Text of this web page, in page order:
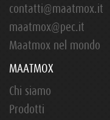
contatti@maatmox.it
maatmox@pec.it
Maatmox nel mondo
MAATMOX
Chi siamo
Prodotti